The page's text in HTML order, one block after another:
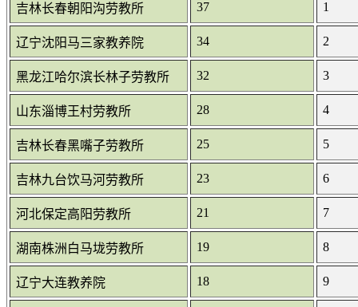
吉林长春朝阳沟劳教所 37 1
辽宁沈阳马三家教养院 34 2
黑龙江哈尔滨长林子劳教所 32 3
山东淄博王村劳教所 28 4
吉林长春黑嘴子劳教所 25 5
吉林九台饮马河劳教所 23 6
河北保定高阳劳教所 21 7
湖南株洲白马垅劳教所 19 8
辽宁大连教养院 18 9